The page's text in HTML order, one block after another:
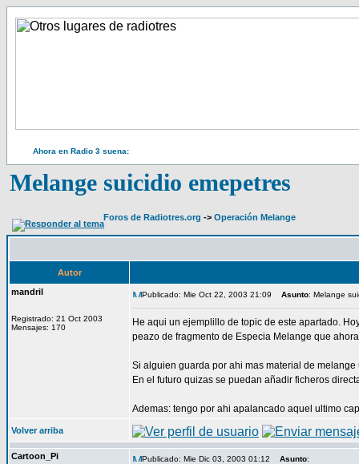
Ahora en Radio 3 suena:
Melange suicidio emepetres
Foros de Radiotres.org -> Operación Melange
Autor
mandril
Registrado: 21 Oct 2003
Mensajes: 170
Publicado: Mie Oct 22, 2003 21:09 Asunto: Melange
He aqui un ejemplillo de topic de este apartado.
peazo de fragmento de Especia Melange que
Si alguien guarda por ahi mas material de
En el futuro quizas se puedan añadir ficheros
Ademas: tengo por ahi apalancado aquel ultimo
Volver arriba
Cartoon_Pi Publicado: Mie Dic 03, 2003 01:12 Asunto: